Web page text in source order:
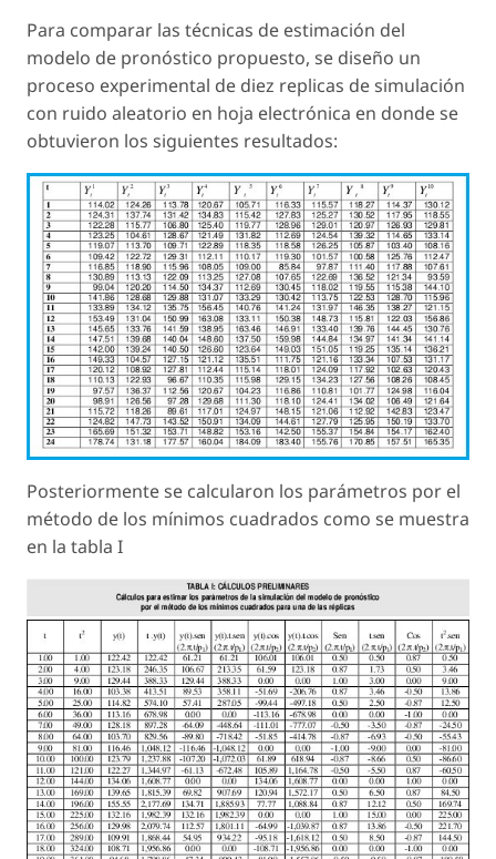
Para comparar las técnicas de estimación del
modelo de pronóstico propuesto, se diseño un
proceso experimental de diez replicas de simulación
con ruido aleatorio en hoja electrónica en donde se
obtuvieron los siguientes resultados:
Posteriormente se calcularon los parámetros por el
método de los mínimos cuadrados como se muestra
en la tabla I